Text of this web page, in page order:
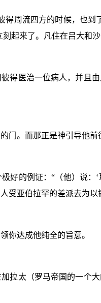
得周流四方的时候，也到
起来了。凡住在吕大和
得医治一位病人，并且
门。而那正是神引导他
好的例证：“ （他）说
受亚伯拉罕的差派去为
你达成他纯全的旨意。
拉太（罗马帝国的一个